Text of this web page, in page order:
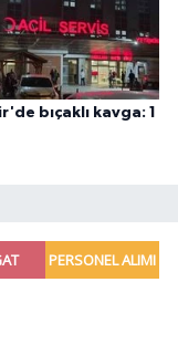
bıçaklı kavga: 1